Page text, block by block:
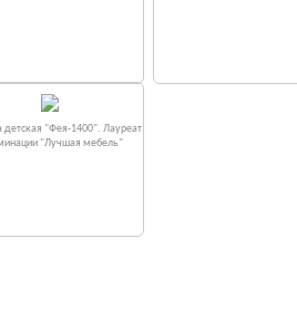
детская "Фея-1400". Лауреат
"Лучшая мебель"